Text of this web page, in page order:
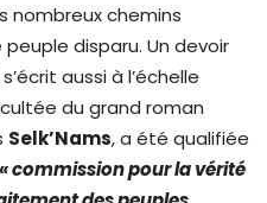
nombreux chemins
disparu. Un devoir
aussi à l’échelle
du grand roman
Selk’Nams, a été qualifiée
« commission pour la vérité